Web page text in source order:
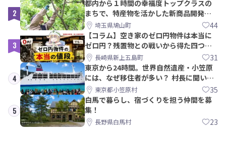
2
都内から１時間の幸福度トップクラスの
まちで、特産物を活かした新商品開発＆
PRメンバー募集！
埼玉県鳩山町 44
3
【コラム】空き家のゼロ円物件は本当に
ゼロ円？残置物との戦いから得た四つの
教訓｜新上五島町
長崎県新上五島町 31
4
東京から24時間。世界自然遺産・小笠原
には、なぜ移住者が多い？ 村長に聞いて
みた東京都小笠原村 35
5
白馬で暮らし、宿づくりを担う仲間を募
集！
長野県白馬村 23